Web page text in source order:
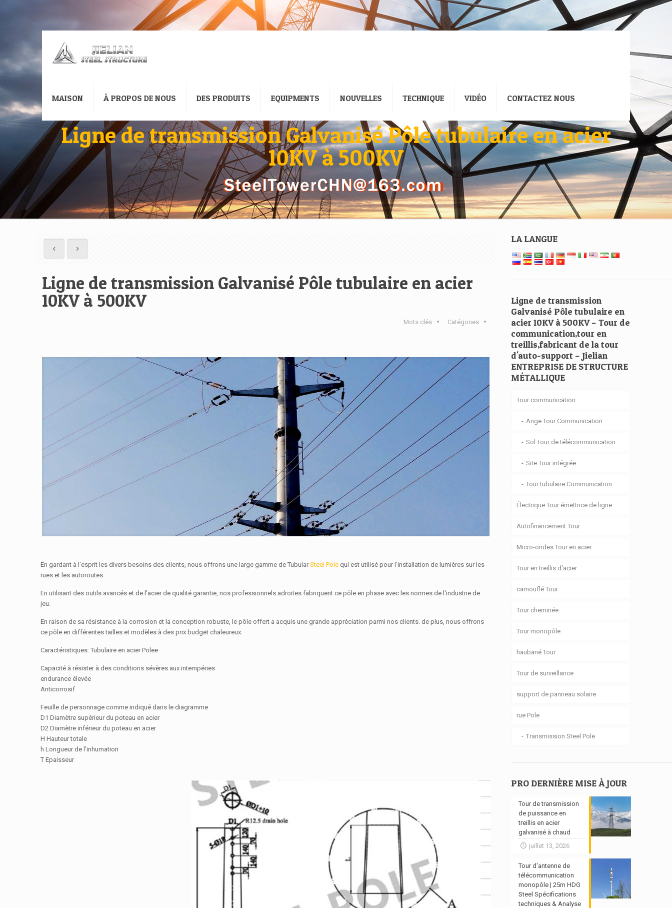
MAISON À PROPOS DE NOUS DES PRODUITS EQUIPMENTS NOUVELLES TECHNIQUE VIDÉO CONTACTEZ NOUS
Ligne de transmission Galvanisé Pôle tubulaire en acier
10KV à 500KV
Ligne de transmission Galvanisé Pôle tubulaire en acier
10KV à 500KV
Catégories
Mots clés
En gardant à l'esprit les divers besoins des clients, nous offrons une large gamme de TubularSteel Pole qui est utilisé pour l’installation de lumières sur les
rues et les autoroutes.
En utilisant des outils avancés et de l'acier de qualité garantie, nos professionnels adroites fabriquent ce pôle en phase avec les normes de l'industrie de
jeu.
En raison de sa résistance à la corrosion et la conception robuste, le pôle offert a acquis une grande appréciation parmi nos clients. de plus, nous offrons
ce pôle en différentes tailles et modèles à des prix budget chaleureux.
Caractéristiques: Tubulaire en acier Polee
Capacité à résister à des conditions sévères aux intempéries
endurance élevée
Anticorrosif
Feuille de personnage comme indiqué dans le diagramme
D1 Diamètre supérieur du poteau en acier
D2 Diamètre inférieur du poteau en acier
H Hauteur totale
h Longueur de l’inhumation
T Epaisseur
LA LANGUE
Ligne de transmission
Galvanisé Pôle tubulaire en
acier 10KV à 500KV – Tour de
communication,tour en
treillis,fabricant de la tour
d'auto-support – Jielian
ENTREPRISE DE STRUCTURE
MÉTALLIQUE
Tour communication
Ange Tour Communication
Sol Tour de télécommunication
Site Tour intégrée
Tour tubulaire Communication
Électrique Tour émettrice de ligne
Autofinancement Tour
Micro-ondes Tour en acier
Tour en treillis d'acier
camouflé Tour
Tour cheminée
Tour monopôle
haubané Tour
Tour de surveillance
support de panneau solaire
rue Pole
Transmission Steel Pole
PRO DERNIÈRE MISE À JOUR
Tour de transmission
de puissance en
treillis en acier
galvanisé à chaud
juillet 13, 2026
Tour d'antenne de
télécommunication
monopôle | 25m HDG
Steel Spécifications
techniques & Analyse